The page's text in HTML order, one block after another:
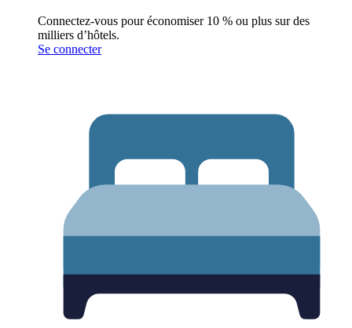
Connectez-vous pour économiser 10 % ou plus sur des
milliers d’hôtels.
Se connecter